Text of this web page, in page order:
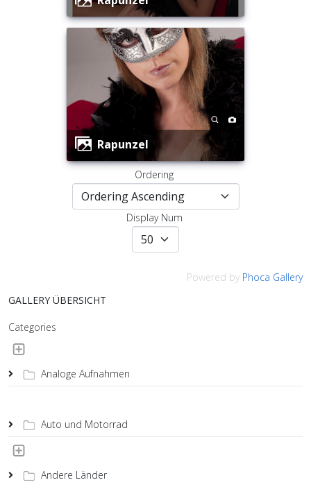
Rapunzel
Ordering
Display Num
Powered by Phoca Gallery
GALLERY ÜBERSICHT
Categories
Analoge Aufnahmen
Auto und Motorrad
Andere Länder